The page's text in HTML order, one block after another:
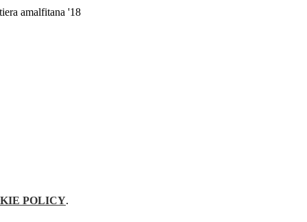
amalfitana '18
POLICY.